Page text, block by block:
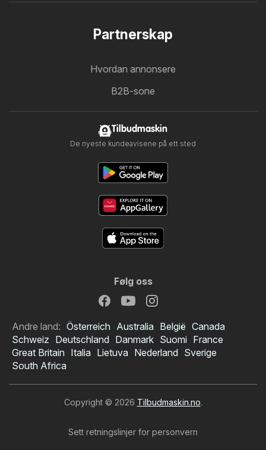
Partnerskap
Hvordan annonsere
B2B-sone
Tilbudmaskin
De nyeste kundeavisene på ett sted
Følg oss
Andre land: Österreich Australia België Canada
Schweiz Deutschland Danmark Suomi France
Great Britain Italia Lietuva Nederland Sverige
South Africa
Copyright © 2026 Tilbudmaskin.no.
Sett retningslinjer for personvern